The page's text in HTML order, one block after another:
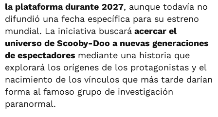
la plataforma durante 2027, aunque todavía no
difundió una fecha específica para su estreno
mundial. La iniciativa buscará acercar el
universo de Scooby-Doo a nuevas generaciones
de espectadores mediante una historia que
explorará los orígenes de los protagonistas y el
nacimiento de los vínculos que más tarde darían
forma al famoso grupo de investigación
paranormal.